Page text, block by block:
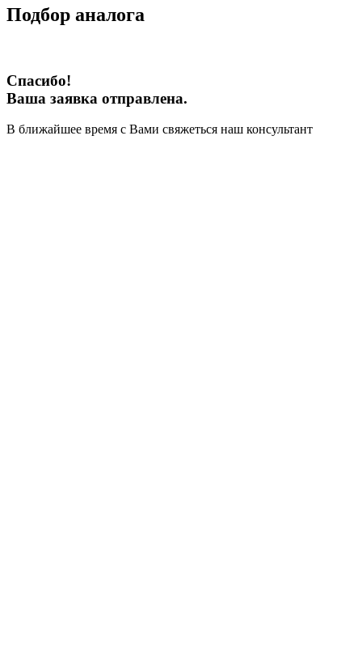
Подбор аналога
Спасибо!
Ваша заявка отправлена.
В ближайшее время с Вами свяжеться наш консультант